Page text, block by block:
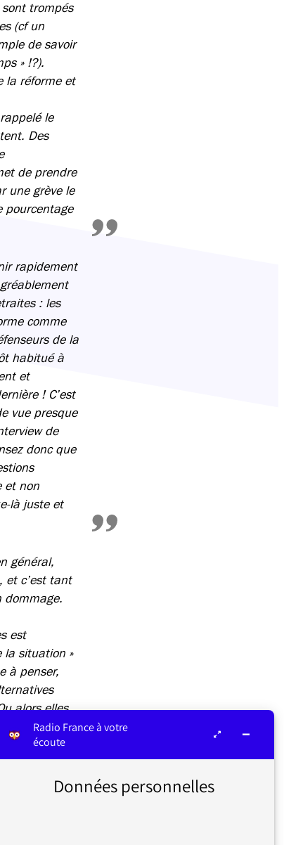
trompés
(cf un
de savoir
» !?).
la réforme et
le
Des
de prendre
une grève le
pourcentage
rapidement
: les
comme
de la
habitué à
et
! C’est
vue presque
de
donc que
et non
là juste et
général,
et c’est tant
dommage.
est
la situation »
à penser,
alors elles
n’est
Radio France à votre
écoute
Données personnelles